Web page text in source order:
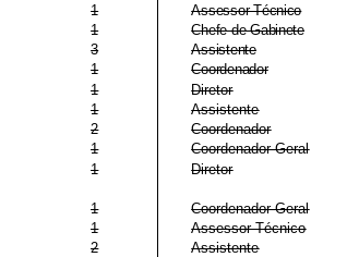
1
Assessor Técnico
1 Chefe de Gabinete
3
Assistente
1 Coordenador
1 Diretor
1
Assistente
2 Coordenador
1 Coordenador-Geral
1 Diretor
1 Coordenador-Geral
1
Assessor Técnico
2
Assistente